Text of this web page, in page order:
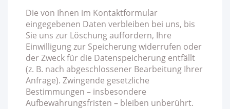
Die von Ihnen im Kontaktformular
eingegebenen Daten verbleiben bei uns, bis
Sie uns zur Löschung auffordern, Ihre
Einwilligung zur Speicherung widerrufen oder
der Zweck für die Datenspeicherung entfällt
(z. B. nach abgeschlossener Bearbeitung Ihrer
Anfrage). Zwingende gesetzliche
Bestimmungen – insbesondere
Aufbewahrungsfristen – bleiben unberührt.